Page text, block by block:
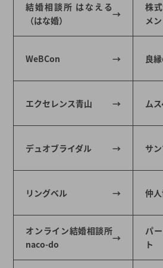
結婚相談所 はなえる
（はな婚）
株
メ
WeBCon 良
エクセレンス青山 ム
デュオブライダル サ
リングベル 仲
オンライン結婚相談所
naco-do
パ
ト